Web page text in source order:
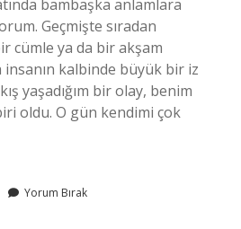
bambaşka anlamlara
Geçmişte sıradan
cümle ya da bir akşam
insanın kalbinde büyük bir iz
yaşadığım bir olay, benim
oldu. O gün kendimi çok
Yorum Bırak